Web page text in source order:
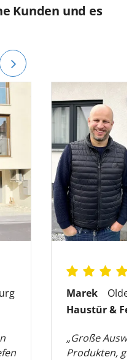
Kunden und es
Marek
Haustür &
„Große
Produkten,